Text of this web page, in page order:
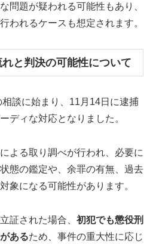
問題が疑われる可能性もあり、
われるケースも想定されます。
と判決の可能性について
談に始まり、11月14日に逮捕
ディな対応となりました。
よる取り調べが行われ、必要に
態の鑑定や、余罪の有無、過去
象になる可能性があります。
証された場合、 初犯でも懲役刑
あるため、事件の重大性に応じ